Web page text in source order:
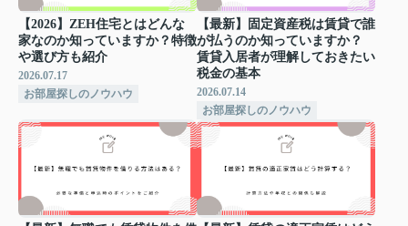
【2026】ZEH住宅とはどんな
家なのか知っていますか？特徴
や選び方も紹介
2026.07.17
お部屋探しのノウハウ
【最新】固定資産税は賃貸で誰
が払うのか知っていますか？
賃貸入居者が理解しておきたい
税金の基本
2026.07.14
お部屋探しのノウハウ